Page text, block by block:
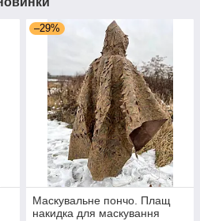
–29%
Маскувальне пончо. Плащ
накидка для маскування